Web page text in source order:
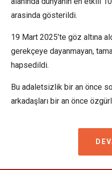
arasinda gösterildi.
19 Mart 2025’te göz altına
gerekçeye dayanmayan,
hapsedildi.
Bu adaletsizlik bir an önce
arkadaşları bir an önce